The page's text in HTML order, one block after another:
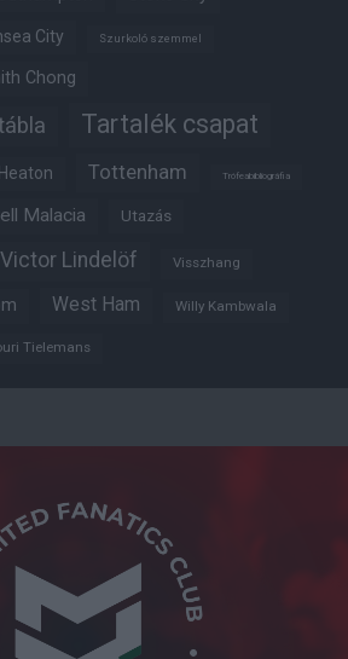
City Szurkoló szemmel
Chong
Tartalék csapat
Tottenham Trófeabibliográfia
Malacia Utazás
Victor Lindelöf Visszhang
West Ham Willy Kambwala
Tielemans